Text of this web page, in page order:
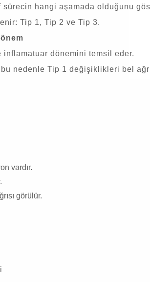
hangi aşamada olduğunu
Tip 1, Tip 2 ve Tip 3.
dönemini temsil eder.
nedenle Tip 1 değişiklikleri bel
vardır.
görülür.